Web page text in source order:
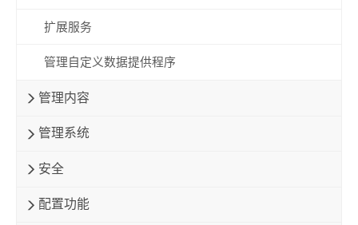
扩展服务
管理自定义数据提供程序
管理内容
管理系统
安全
配置功能